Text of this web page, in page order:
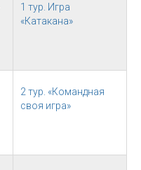
1 тур. Игра
«Катакана»
2 тур. «Командная
своя игра»